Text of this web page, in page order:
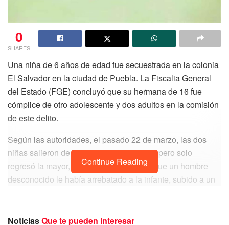
0
SHARES
Una niña de 6 años de edad fue secuestrada en la colonia
El Salvador en la ciudad de Puebla. La Fiscalia General
del Estado (FGE) concluyó que su hermana de 16 fue
cómplice de otro adolescente y dos adultos en la comisión
de este delito.
Según las autoridades, el pasado 22 de marzo, las dos
niñas salieron de su casa a comprar pan, pero solo
regresó la mayor, quien dijo a su familia que un hombre
desconocido le había arrebatado a la infante, subido a un
Continue Reading
NoticiasQue te pueden interesar